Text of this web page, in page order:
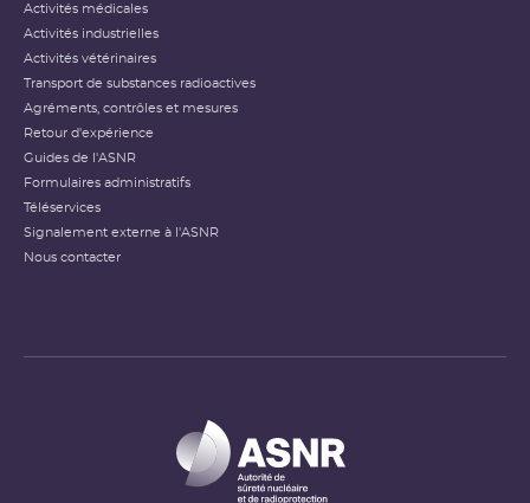
Activités médicales
Activités industrielles
Activités vétérinaires
Transport de substances radioactives
Agréments, contrôles et mesures
Retour d'expérience
Guides de l'ASNR
Formulaires administratifs
Téléservices
Signalement externe à l'ASNR
Nous contacter